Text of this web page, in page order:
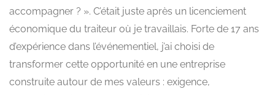
accompagner ? ». C’était juste après un licenciement
économique du traiteur où je travaillais. Forte de 17 ans
d’expérience dans l’événementiel, j’ai choisi de
transformer cette opportunité en une entreprise
construite autour de mes valeurs : exigence,